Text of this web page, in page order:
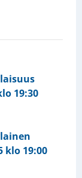
19:30
klo 19:00